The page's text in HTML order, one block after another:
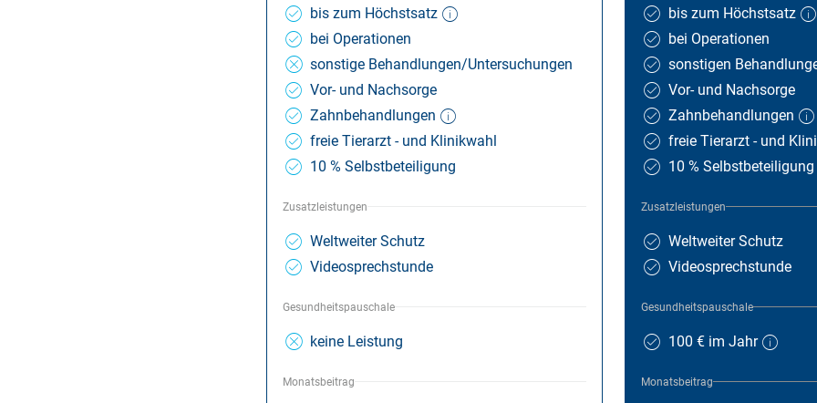
bis zum Höchstsatz
bei Operationen
sons­tige Be­hand­lungen/­Unter­suchungen
Vor- und Nachsorge
Zahnbehandlungen
freie Tierarzt - und Klinikwahl
10 % Selbstbeteiligung
Zusatzleistungen
Weltweiter Schutz
Videosprechstunde
Gesundheitspauschale
keine Leistung
Monatsbeitrag
bis zum Höchstsatz
bei Operationen
sons­tigen
Vor- und Nachsorge
Zahnbehandlungen
freie Tierarzt - und
10 % Selbstbeteiligung
Zusatzleistungen
Weltweiter Schutz
Videosprechstunde
Gesundheitspauschale
100 € im Jahr
Monatsbeitrag